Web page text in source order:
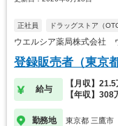
正社員 ドラッグストア（
ウエルシア薬局株式会社
登録販売者（東京
給与
【月収】
【年収】
勤務地 東京都 三鷹市